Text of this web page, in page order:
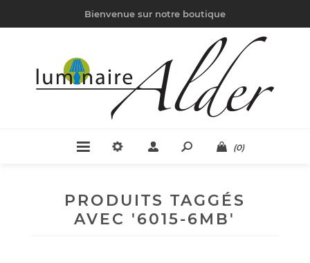
Bienvenue sur notre boutique
(0)
PRODUITS TAGGÉS
AVEC '6015-6MB'